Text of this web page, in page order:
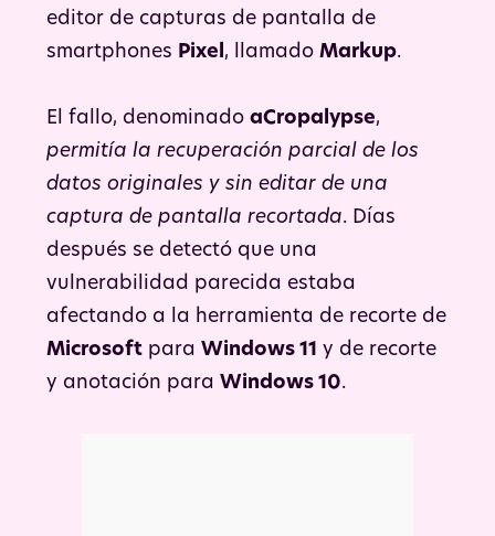
editor de capturas de pantalla de
smartphones Pixel , llamado Markup.
El fallo, denominado aCropalypse,
permitía la recuperación parcial de los
datos originales y sin editar de una
captura de pantalla recortada. Días
después se detectó que una
vulnerabilidad parecida estaba
afectando a la herramienta de recorte de
Microsoft para Windows 11 y de recorte
y anotación para Windows 10.